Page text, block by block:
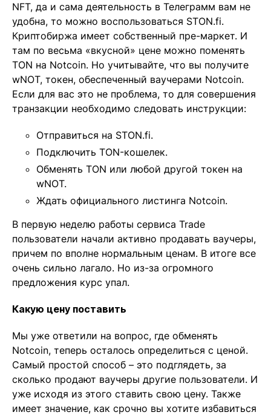
NFT, да и сама деятельность в Телеграмм вам не
удобна, то можно воспользоваться STON.fi.
Криптобиржа имеет собственный пре-маркет. И
там по весьма «вкусной» цене можно поменять
TON на Notcoin. Но учитывайте, что вы получите
wNOT, токен, обеспеченный ваучерами Notcoin.
Если для вас это не проблема, то для совершения
транзакции необходимо следовать инструкции:
Отправиться на STON.fi.
Подключить TON-кошелек.
Обменять TON или любой другой токен на
wNOT.
Ждать официального листинга Notcoin.
В первую неделю работы сервиса Trade
пользователи начали активно продавать ваучеры,
причем по вполне нормальным ценам. В итоге все
очень сильно лагало. Но из-за огромного
предложения курс упал.
Какую цену поставить
Мы уже ответили на вопрос, где обменять
Notcoin, теперь осталось определиться с ценой.
Самый простой способ – это подглядеть, за
сколько продают ваучеры другие пользователи. И
уже исходя из этого ставить свою цену. Также
имеет значение, как срочно вы хотите избавиться